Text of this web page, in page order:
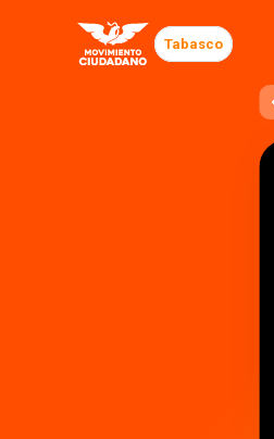
Tabasco